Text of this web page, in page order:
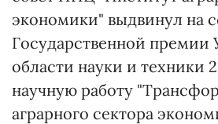
экономики" выдвинул на
Государственной премии
области науки и техники
научную работу
аграрного сектора